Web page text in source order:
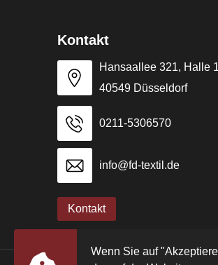
Kontakt
Hansaallee 321, Halle
40549 Düsseldorf
0211-5306570
info@fd-textil.de
Kontakt
Wenn Sie auf